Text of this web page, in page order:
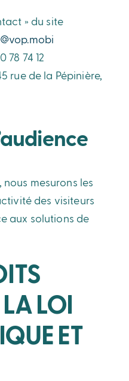
» du site
78 74 12
rue de la Pépinière,
mesurons les
des visiteurs
aux solutions de
LOI
ET